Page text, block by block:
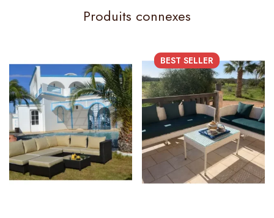
Produits connexes
BEST SELLER